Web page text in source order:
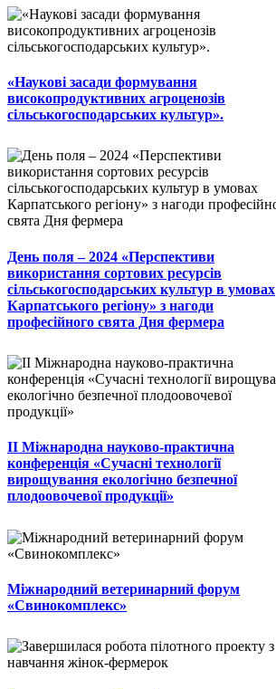
«Наукові засади формування
високопродуктивних агроценозів
сільськогосподарських культур».
День поля – 2024 «Перспективи
використання сортових ресурсів
сільськогосподарських культур в умовах
Карпатського регіону» з нагоди
професійного свята Дня фермера
II Міжнародна науково-практична
конференція «Сучасні технології
вирощування екологічно безпечної
плодоовочевої продукції»
Міжнародний ветеринарний форум
«Свинокомплекс»